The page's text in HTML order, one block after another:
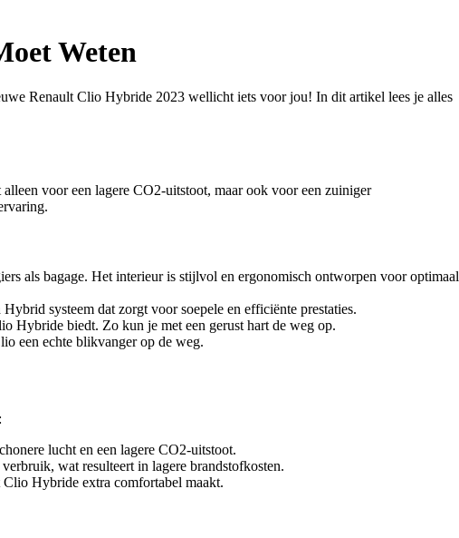
Weten
Renault Clio Hybride 2023 wellicht iets voor jou! In dit artikel lees je alles
voor een lagere CO2-uitstoot, maar ook voor een zuiniger
als bagage. Het interieur is stijlvol en ergonomisch ontworpen voor optimaal
systeem dat zorgt voor soepele en efficiënte prestaties.
Hybride biedt. Zo kun je met een gerust hart de weg op.
een echte blikvanger op de weg.
lucht en een lagere CO2-uitstoot.
wat resulteert in lagere brandstofkosten.
Hybride extra comfortabel maakt.